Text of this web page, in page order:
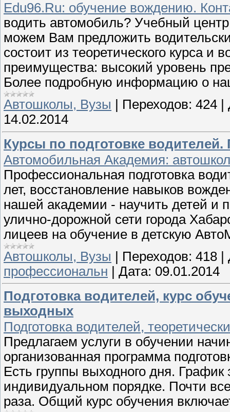
Edu96.Ru: обучение вождению.
водить автомобиль? Учебный
можем Вам предложить
состоит из теоретического курса и
преимущества: высокий уровень
Более подробную информацию о
Автошколы, Вузы
Переходов: 424
14.02.2014
Курсы по подготовке водителей.
Автомобильная Академия:
Профессиональная подготовка
лет, восстановление навыков
нашей академии - научить детей и
улично-дорожной сети города
лицеев на обучение в детскую
Автошколы, Вузы
Переходов: 418
профессиональн
Дата: 09.01.2014
Подготовка водителей, курс
выходных
Подготовка водителей,
Предлагаем услуги в обучении
организованная программа
Есть группы выходного дня.
индивидуальном порядке. Почти
раза. Общий курс обучения